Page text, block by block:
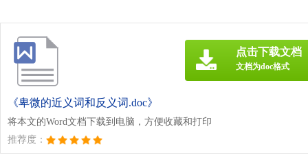
《卑微的近义词和反义词.doc》
将本文的Word文档下载到电脑，方便收藏和打印
推荐度：
点击下载文档
文档为doc格式